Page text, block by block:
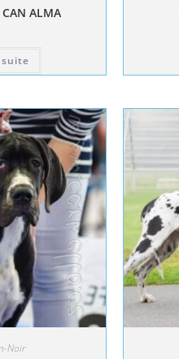
ALMA
Noir